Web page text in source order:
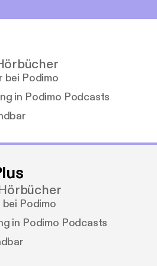
bei Podimo
in Podimo Podcasts
Podimo
in Podimo Podcasts